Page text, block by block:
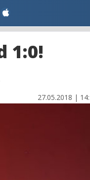
1:0!
27.05.2018 |